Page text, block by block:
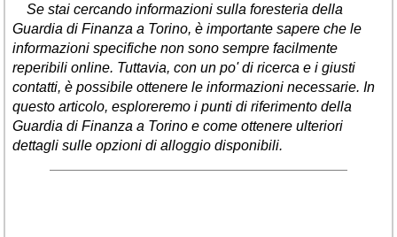
Se stai cercando informazioni sulla foresteria della
Guardia di Finanza a Torino, è importante sapere che le
informazioni specifiche non sono sempre facilmente
reperibili online. Tuttavia, con un po' di ricerca e i giusti
contatti, è possibile ottenere le informazioni necessarie. In
questo articolo, esploreremo i punti di riferimento della
Guardia di Finanza a Torino e come ottenere ulteriori
dettagli sulle opzioni di alloggio disponibili.
Puglia(786)
Sardegna (456)
Sicilia(824)
Toscana(450)
Trentino - Alto Adige
(139)